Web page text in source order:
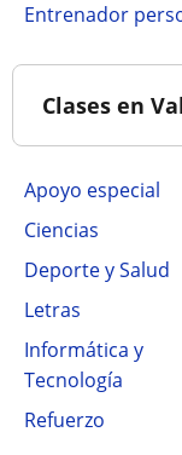
Entrenador
Clases en
Apoyo especial
Ciencias
Deporte y Salud
Letras
Informática y
Tecnología
Refuerzo